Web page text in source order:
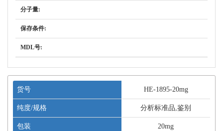
分子量:
保存条件:
MDL号:
货号 HE-1895-20mg
纯度/规格 分析标准品,鉴别
包装 20mg